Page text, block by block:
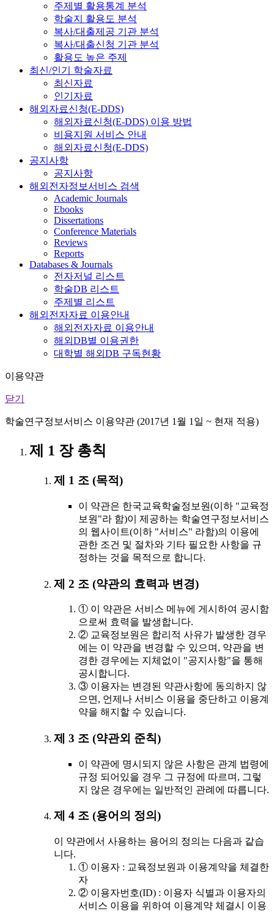
주제별 활용통계 분석
학술지 활용도 분석
복사/대출제공 기관 분석
복사/대출신청 기관 분석
활용도 높은 주제
최신/인기 학술자료
최신자료
인기자료
해외자료신청(E-DDS)
해외자료신청(E-DDS) 이용 방법
비용지원 서비스 안내
해외자료신청(E-DDS)
공지사항
공지사항
해외전자정보서비스 검색
Academic Journals
Ebooks
Dissertations
Conference Materials
Reviews
Reports
Databases & Journals
전자저널 리스트
학술DB 리스트
주제별 리스트
해외전자자료 이용안내
해외전자자료 이용안내
해외DB별 이용권한
대학별 해외DB 구독현황
이용약관
닫기
학술연구정보서비스 이용약관 (2017년 1월 1일 ~ 현재 적용)
제 1 장 총칙
제 1 조 (목적)
이 약관은 한국교육학술정보원(이하 "교육정
보원"라 함)이 제공하는 학술연구정보서비스
의 웹사이트(이하 "서비스" 라함)의 이용에
관한 조건 및 절차와 기타 필요한 사항을 규
정하는 것을 목적으로 합니다.
제 2 조 (약관의 효력과 변경)
① 이 약관은 서비스 메뉴에 게시하여 공시함
으로써 효력을 발생합니다.
② 교육정보원은 합리적 사유가 발생한 경우
에는 이 약관을 변경할 수 있으며, 약관을 변
경한 경우에는 지체없이 "공지사항"을 통해
공시합니다.
③ 이용자는 변경된 약관사항에 동의하지 않
으면, 언제나 서비스 이용을 중단하고 이용계
약을 해지할 수 있습니다.
제 3 조 (약관외 준칙)
이 약관에 명시되지 않은 사항은 관계 법령에
규정 되어있을 경우 그 규정에 따르며, 그렇
지 않은 경우에는 일반적인 관례에 따릅니다.
제 4 조 (용어의 정의)
이 약관에서 사용하는 용어의 정의는 다음과 같습
니다.
① 이용자 : 교육정보원과 이용계약을 체결한
자
② 이용자번호(ID) : 이용자 식별과 이용자의
서비스 이용을 위하여 이용계약 체결시 이용